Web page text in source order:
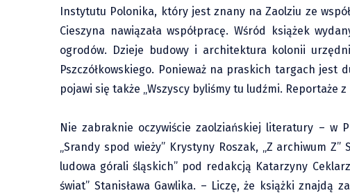
Instytutu Polonika, który jest znany na Zaolziu ze
Cieszyna nawiązała współpracę. Wśród książek
ogrodów. Dzieje budowy i architektura kolonii
Pszczółkowskiego. Ponieważ na praskich targach
pojawi się także „Wszyscy byliśmy tu ludźmi. Reportaże
Nie zabraknie oczywiście zaolziańskiej literatury – w
„Srandy spod wieży” Krystyny Roszak, „Z archiwum
ludowa górali śląskich” pod redakcją Katarzyny
świat” Stanisława Gawlika. – Liczę, że książki znajdą